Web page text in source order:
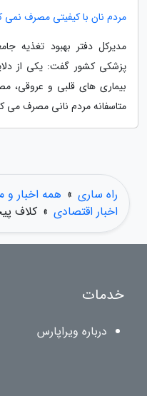
مردم نان با کیفیتی مصرف نمی
مدیرکل دفتر بهبود تغذیه
پزشکی کشور گفت: یکی از
بیماری های قلبی و عروقی،
متاسفانه مردم نانی مصرف می
راه ساری » همه اخبار و
اخبار اقتصادی » کلاف
خدمات
درباره ویراپارس